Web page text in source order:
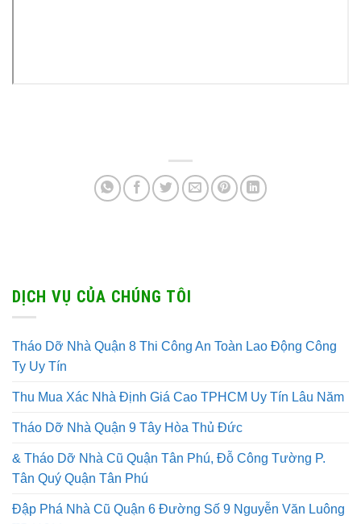
DỊCH VỤ CỦA CHÚNG TÔI
Tháo Dỡ Nhà Quận 8 Thi Công An Toàn Lao Động Công
Ty Uy Tín
Thu Mua Xác Nhà Định Giá Cao TPHCM Uy Tín Lâu Năm
Tháo Dỡ Nhà Quận 9 Tây Hòa Thủ Đức
& Tháo Dỡ Nhà Cũ Quận Tân Phú, Đỗ Công Tường P.
Tân Quý Quận Tân Phú
Đập Phá Nhà Cũ Quận 6 Đường Số 9 Nguyễn Văn Luông